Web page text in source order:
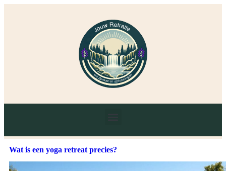
Wat is een yoga retreat precies?